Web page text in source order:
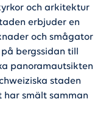
och arkitektur
erbjuder en
och smågator
bergssidan till
panoramautsikten
staden
har smält samman